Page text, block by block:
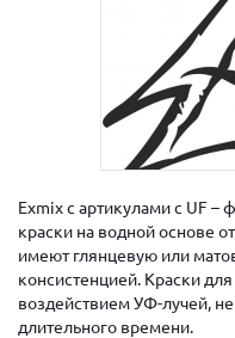
Exmix с артикулами с UF
краски на водной основе
имеют глянцевую или
консистенцией. Краски
воздействием УФ-лучей,
длительного времени.